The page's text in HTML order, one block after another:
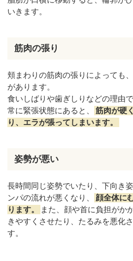
いきます。
筋肉の張り
頬まわりの筋肉の張りによっても
があります。
食いしばりや歯ぎしりなどの理由
常に緊張状態にあると、
筋肉が硬
り、エラが張ってしまいます。
姿勢が悪い
長時間同じ姿勢でいたり、下向き
ンパの流れが悪くなり、
顔全体に
ります。
また、顔や首に負担がか
きやすくさせたり、たるみを悪化
す。